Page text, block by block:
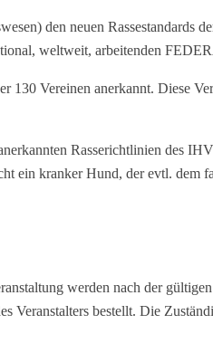
den neuen
weltweit, arbeitenden
Vereinen anerkannt. Diese
Rasserichtlinien des
ein kranker Hund, der evtl. dem
werden nach der
Veranstalters bestellt. Die